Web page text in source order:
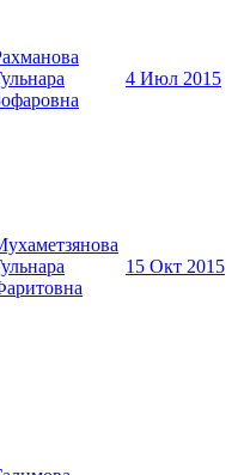
4 Июл 2015
15 Окт 2015